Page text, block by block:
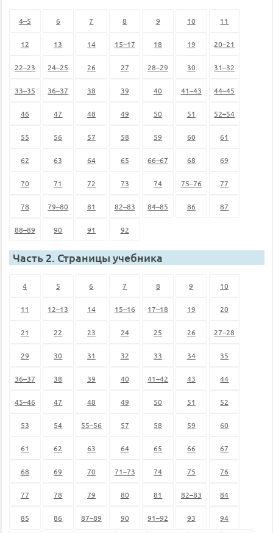
4–5 6 7 8 9 10 11
12 13 14 15–17 18 19 20–21
22–23 24–25 26 27 28–29 30 31–32
33–35 36–37 38 39 40 41–43 44–45
46 47 48 49 50 51 52–54
55 56 57 58 59 60 61
62 63 64 65 66–67 68 69
70 71 72 73 74 75–76 77
78 79–80 81 82–83 84–85 86 87
88–89 90 91 92
Часть 2. Страницы учебника
4 5 6 7 8 9 10
11 12–13 14 15–16 17–18 19 20
21 22 23 24 25 26 27–28
29 30 31 32 33 34 35
36–37 38 39 40 41–42 43 44
45–46 47 48 49 50 51 52
53 54 55–56 57 58 59 60
61 62 63 64 65 66 67
68 69 70 71–73 74 75 76
77 78 79 80 81 82–83 84
85 86 87–89 90 91–92 93 94